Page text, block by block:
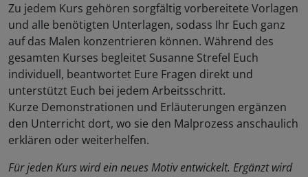
Zu jedem Kurs gehören sorgfältig vorbereitete Vorlagen
und alle benötigten Unterlagen, sodass Ihr Euch ganz
auf das Malen konzentrieren können. Während des
gesamten Kurses begleitet Susanne Strefel Euch
individuell, beantwortet Eure Fragen direkt und
unterstützt Euch bei jedem Arbeitsschritt.
Kurze Demonstrationen und Erläuterungen ergänzen
den Unterricht dort, wo sie den Malprozess anschaulich
erklären oder weiterhelfen.
Für jeden Kurs wird ein neues Motiv entwickelt. Ergänzt wird